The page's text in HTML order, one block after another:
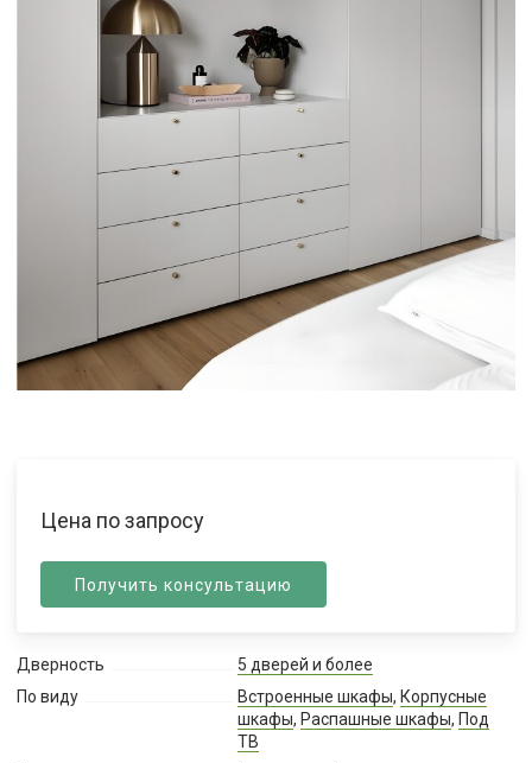
Цена по запросу
Получить консультацию
Дверность
5 дверей и более
По виду
Встроенные шкафы, Корпусные
шкафы, Распашные шкафы, Под
ТВ